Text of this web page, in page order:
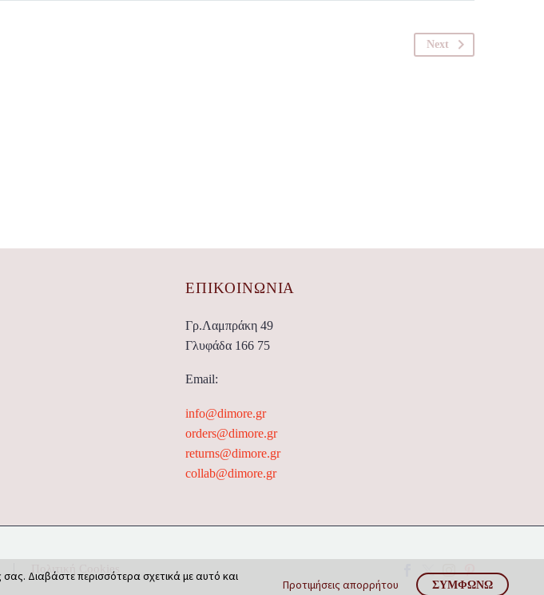
Next
ΕΠΙΚΟΙΝΩΝΊΑ
Γρ.Λαμπράκη 49
Γλυφάδα 166 75
Email:
info@dimore.gr
orders@dimore.gr
returns@dimore.gr
collab@dimore.gr
Πολιτική Cookies
σας. Διαβάστε περισσότερα σχετικά με αυτό και
Προτιμήσεις απορρήτου ΣΥΜΦΩΝΏ